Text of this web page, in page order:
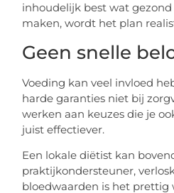
inhoudelijk best wat
maken, wordt het plan
Geen snelle
Voeding kan veel invloed
harde garanties niet bij
werken aan keuzes die je
juist effectiever.
Een lokale diëtist kan
praktijkondersteuner,
bloedwaarden is het prettig